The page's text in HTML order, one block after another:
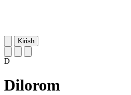
Kirish
D
Dilorom